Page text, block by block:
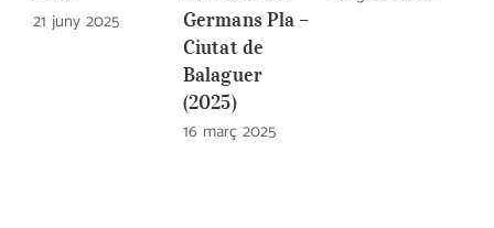
21 juny 2025
Germans Pla –
Ciutat de
Balaguer
(2025)
16 març 2025